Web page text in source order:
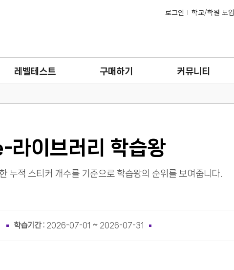
로그인 학교/학원 도입
레벨테스트 구매하기 커뮤니티
라이브러리 학습왕
누적 스티커 개수를 기준으로 학습왕의 순위를 보여줍니다.
학습기간 : 2026-07-01 ~ 2026-07-31